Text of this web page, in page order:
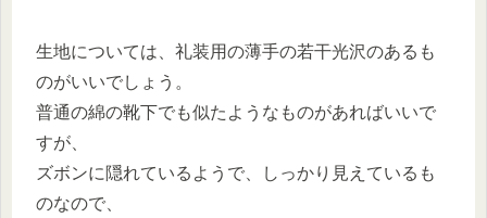
生地については、礼装用の薄手の若干光沢のあるも
のがいいでしょう。
普通の綿の靴下でも似たようなものがあればいいで
すが、
ズボンに隠れているようで、しっかり見えているも
のなので、